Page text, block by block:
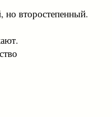
но второстепенный.